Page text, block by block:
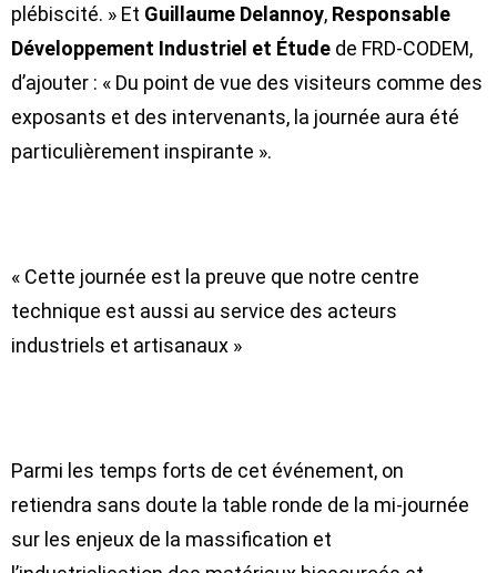
plébiscité. » Et Guillaume Delannoy, Responsable
Développement Industriel et Étude de FRD-CODEM,
d’ajouter : « Du point de vue des visiteurs comme des
exposants et des intervenants, la journée aura été
particulièrement inspirante ».
« Cette journée est la preuve que notre centre
technique est aussi au service des acteurs
industriels et artisanaux »
Parmi les temps forts de cet événement, on
retiendra sans doute la table ronde de la mi-journée
sur les enjeux de la massification et